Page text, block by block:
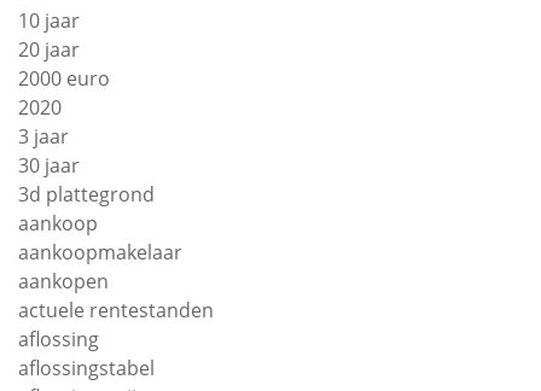
10 jaar
20 jaar
2000 euro
2020
3 jaar
30 jaar
3d plattegrond
aankoop
aankoopmakelaar
aankopen
actuele rentestanden
aflossing
aflossingstabel